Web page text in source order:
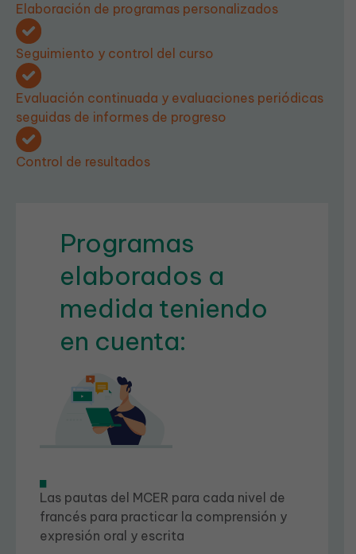
Elaboración de programas personalizados
Seguimiento y control del curso
Evaluación continuada y evaluaciones periódicas
seguidas de informes de progreso
Control de resultados
Programas
elaborados a
medida teniendo
en cuenta:
Las pautas del MCER para cada nivel de
francés para practicar la comprensión y
expresión oral y escrita